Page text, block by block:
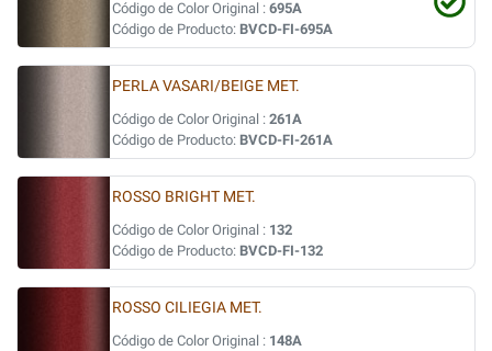
Código de Color Original : 695A
Código de Producto: BVCD-FI-695A
PERLA VASARI/BEIGE MET.
Código de Color Original : 261A
Código de Producto: BVCD-FI-261A
ROSSO BRIGHT MET.
Código de Color Original : 132
Código de Producto: BVCD-FI-132
ROSSO CILIEGIA MET.
Código de Color Original : 148A